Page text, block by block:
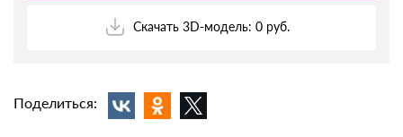
Скачать 3D-модель: 0 руб.
Поделиться: